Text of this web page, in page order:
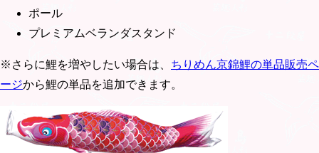
ポール
プレミアムベランダスタンド
※さらに鯉を増やしたい場合は、 ちりめん京錦鯉の単品販売ペ
ージから鯉の単品を追加できます。